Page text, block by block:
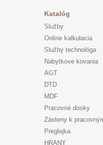
Katalóg
Služby
Online kalkulacia
Služby technológa
Nabytkove kovania
AGT
DTD
MDF
Pracovné dosky
Zásteny k
Preglejka
HRANY